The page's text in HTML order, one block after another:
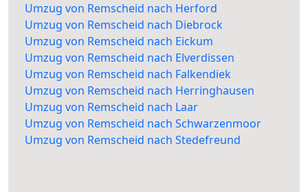
Umzug von Remscheid nach Herford
Umzug von Remscheid nach Diebrock
Umzug von Remscheid nach Eickum
Umzug von Remscheid nach Elverdissen
Umzug von Remscheid nach Falkendiek
Umzug von Remscheid nach Herringhausen
Umzug von Remscheid nach Laar
Umzug von Remscheid nach Schwarzenmoor
Umzug von Remscheid nach Stedefreund